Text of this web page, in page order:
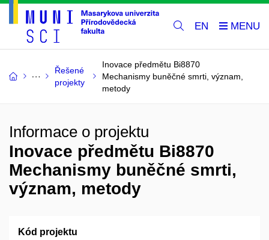
EN
Řešené
projekty
Inovace předmětu Bi8870
Mechanismy buněčné smrti, význam,
metody
Informace o projektu
Inovace předmětu Bi8870
Mechanismy buněčné smrti,
význam, metody
Kód projektu